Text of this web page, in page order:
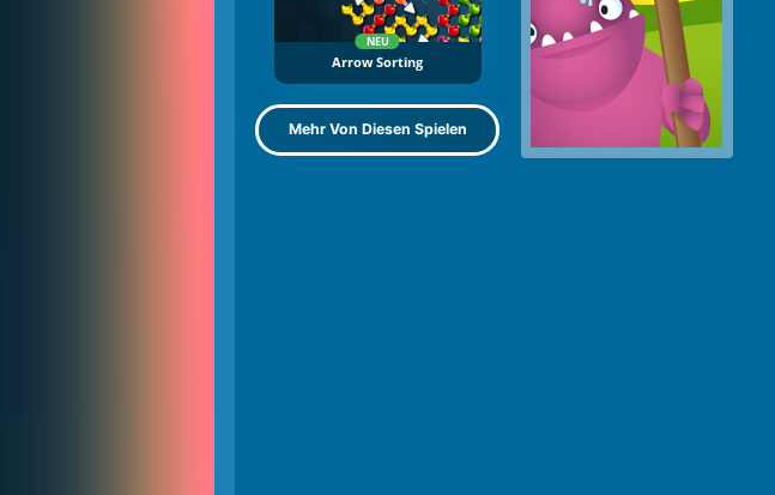
NEU
Arrow Sorting
Mehr Von Diesen Spielen